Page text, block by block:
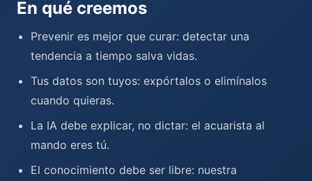
En qué creemos
Prevenir es mejor que curar: detectar una
tendencia a tiempo salva vidas.
Tus datos son tuyos: expórtalos o elimínalos
cuando quieras.
La IA debe explicar, no dictar: el acuarista al
mando eres tú.
El conocimiento debe ser libre: nuestra